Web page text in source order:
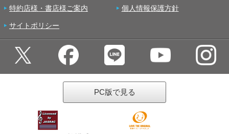
特約店様・書店様ご案内 個人情報保護方針
サイトポリシー
PC版で見る